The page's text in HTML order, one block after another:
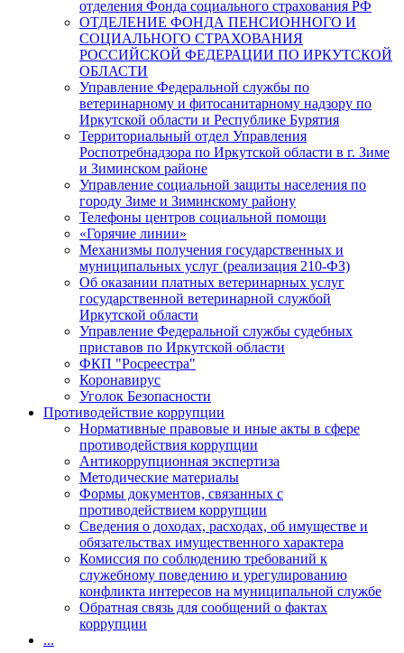
отделения Фонда социального страхования РФ
ОТДЕЛЕНИЕ ФОНДА ПЕНСИОННОГО И
СОЦИАЛЬНОГО СТРАХОВАНИЯ
РОССИЙСКОЙ ФЕДЕРАЦИИ ПО ИРКУТСКОЙ
ОБЛАСТИ
Управление Федеральной службы по
ветеринарному и фитосанитарному надзору по
Иркутской области и Республике Бурятия
Территориальный отдел Управления
Роспотребнадзора по Иркутской области в г. Зиме
и Зиминском районе
Управление социальной защиты населения по
городу Зиме и Зиминскому району
Телефоны центров социальной помощи
«Горячие линии»
Механизмы получения государственных и
муниципальных услуг (реализация 210-ФЗ)
Об оказании платных ветеринарных услуг
государственной ветеринарной службой
Иркутской области
Управление Федеральной службы судебных
приставов по Иркутской области
ФКП "Росреестра"
Коронавирус
Уголок Безопасности
Противодействие коррупции
Нормативные правовые и иные акты в сфере
противодействия коррупции
Антикоррупционная экспертиза
Методические материалы
Формы документов, связанных с
противодействием коррупции
Сведения о доходах, расходах, об имуществе и
обязательствах имущественного характера
Комиссия по соблюдению требований к
служебному поведению и урегулированию
конфликта интересов на муниципальной службе
Обратная связь для сообщений о фактах
коррупции
...